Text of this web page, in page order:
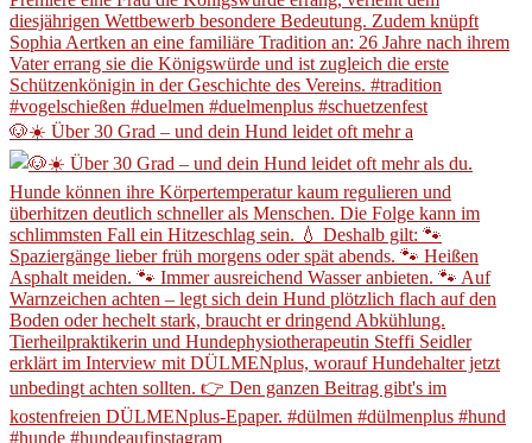
🐶☀️ Über 30 Grad – und dein Hund leidet oft mehr a